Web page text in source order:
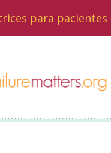
para pacientes